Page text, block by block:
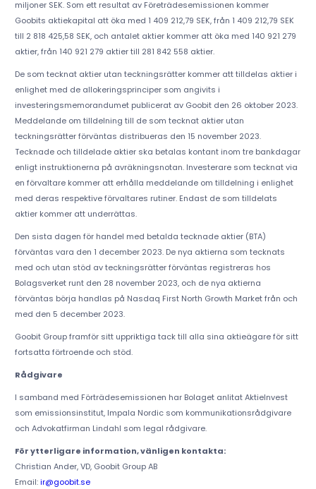
miljoner SEK. Som ett resultat av Företrädesemissionen kommer
Goobits aktiekapital att öka med 1 409 212,79 SEK, från 1 409 212,79 SEK
till 2 818 425,58 SEK, och antalet aktier kommer att öka med 140 921 279
aktier, från 140 921 279 aktier till 281 842 558 aktier.
De som tecknat aktier utan teckningsrätter kommer att tilldelas aktier i
enlighet med de allokeringsprinciper som angivits i
investeringsmemorandumet publicerat av Goobit den 26 oktober 2023.
Meddelande om tilldelning till de som tecknat aktier utan
teckningsrätter förväntas distribueras den 15 november 2023.
Tecknade och tilldelade aktier ska betalas kontant inom tre bankdagar
enligt instruktionerna på avräkningsnotan. Investerare som tecknat via
en förvaltare kommer att erhålla meddelande om tilldelning i enlighet
med deras respektive förvaltares rutiner. Endast de som tilldelats
aktier kommer att underrättas.
Den sista dagen för handel med betalda tecknade aktier (BTA)
förväntas vara den 1 december 2023. De nya aktierna som tecknats
med och utan stöd av teckningsrätter förväntas registreras hos
Bolagsverket runt den 28 november 2023, och de nya aktierna
förväntas börja handlas på Nasdaq First North Growth Market från och
med den 5 december 2023.
Goobit Group framför sitt uppriktiga tack till alla sina aktieägare för sitt
fortsatta förtroende och stöd.
Rådgivare
I samband med Förträdesemissionen har Bolaget anlitat AktieInvest
som emissionsinstitut, Impala Nordic som kommunikationsrådgivare
och Advokatfirman Lindahl som legal rådgivare.
För ytterligare information, vänligen kontakta:
Christian Ander, VD, Goobit Group AB
Email:ir@goobit.se